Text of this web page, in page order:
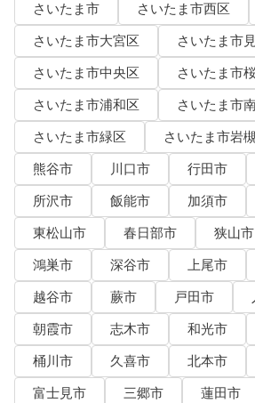
さいたま市 さいたま市西区
さいたま市大宮区
さいたま市
さいたま市中央区
さいたま市
さいたま市浦和区
さいたま市
さいたま市緑区
さいたま市岩
熊谷市
川口市 行田市
所沢市
飯能市 加須市
東松山市
春日部市 狭山市
鴻巣市
深谷市 上尾市
越谷市
蕨市 戸田市
朝霞市
志木市 和光市
桶川市
久喜市 北本市
富士見市
三郷市 蓮田市